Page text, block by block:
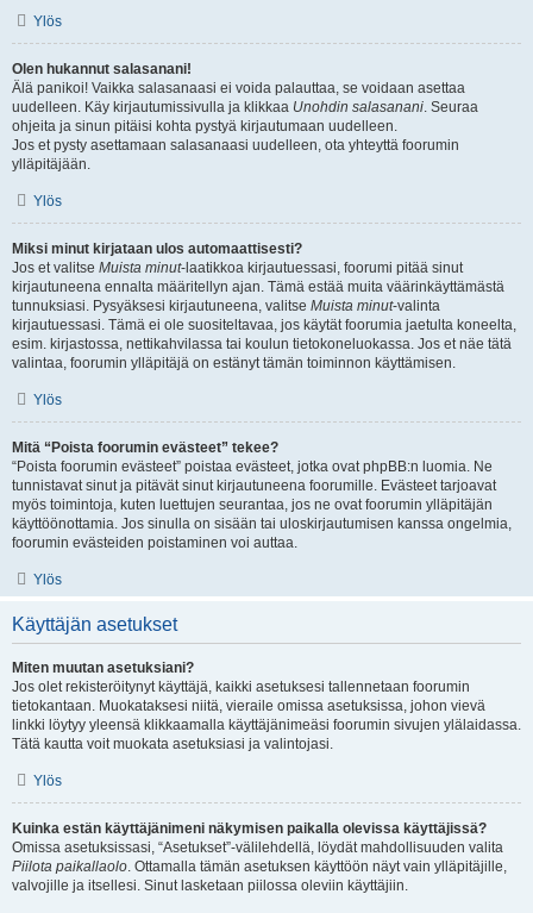
Ylös
Olen hukannut salasanani!
Älä panikoi! Vaikka salasanaasi ei voida palauttaa, se voidaan asettaa
uudelleen. Käy kirjautumissivulla ja klikkaa Unohdin salasanani. Seuraa
ohjeita ja sinun pitäisi kohta pystyä kirjautumaan uudelleen.
Jos et pysty asettamaan salasanaasi uudelleen, ota yhteyttä foorumin
ylläpitäjään.
Ylös
Miksi minut kirjataan ulos automaattisesti?
Jos et valitse Muista minut-laatikkoa kirjautuessasi, foorumi pitää sinut
kirjautuneena ennalta määritellyn ajan. Tämä estää muita väärinkäyttämästä
tunnuksiasi. Pysyäksesi kirjautuneena, valitse Muista minut-valinta
kirjautuessasi. Tämä ei ole suositeltavaa, jos käytät foorumia jaetulta koneelta,
esim. kirjastossa, nettikahvilassa tai koulun tietokoneluokassa. Jos et näe tätä
valintaa, foorumin ylläpitäjä on estänyt tämän toiminnon käyttämisen.
Ylös
Mitä “Poista foorumin evästeet” tekee?
“Poista foorumin evästeet” poistaa evästeet, jotka ovat phpBB:n luomia. Ne
tunnistavat sinut ja pitävät sinut kirjautuneena foorumille. Evästeet tarjoavat
myös toimintoja, kuten luettujen seurantaa, jos ne ovat foorumin ylläpitäjän
käyttöönottamia. Jos sinulla on sisään tai uloskirjautumisen kanssa ongelmia,
foorumin evästeiden poistaminen voi auttaa.
Ylös
Käyttäjän asetukset
Miten muutan asetuksiani?
Jos olet rekisteröitynyt käyttäjä, kaikki asetuksesi tallennetaan foorumin
tietokantaan. Muokataksesi niitä, vieraile omissa asetuksissa, johon vievä
linkki löytyy yleensä klikkaamalla käyttäjänimeäsi foorumin sivujen ylälaidassa.
Tätä kautta voit muokata asetuksiasi ja valintojasi.
Ylös
Kuinka estän käyttäjänimeni näkymisen paikalla olevissa käyttäjissä?
Omissa asetuksissasi, “Asetukset”-välilehdellä, löydät mahdollisuuden valita
Piilota paikallaolo. Ottamalla tämän asetuksen käyttöön näyt vain ylläpitäjille,
valvojille ja itsellesi. Sinut lasketaan piilossa oleviin käyttäjiin.